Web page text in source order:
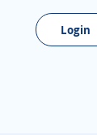
Login